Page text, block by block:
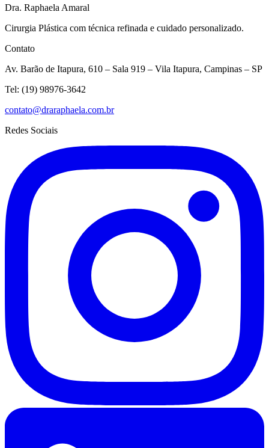
Dra. Raphaela Amaral
Cirurgia Plástica com técnica refinada e cuidado personalizado.
Contato
Av. Barão de Itapura, 610 – Sala 919 – Vila Itapura, Campinas – SP
Tel: (19) 98976-3642
contato@draraphaela.com.br
Redes Sociais